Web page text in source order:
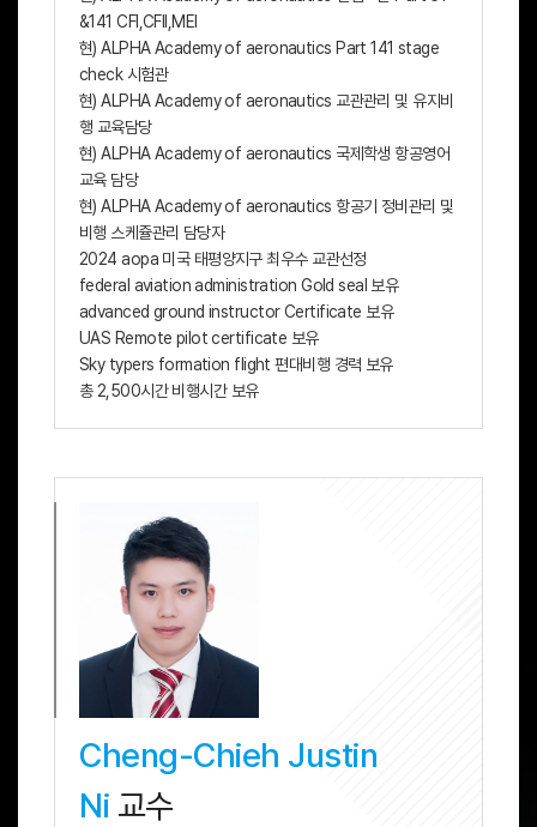
&141 CFI,CFII,MEI
현) ALPHA Academy of aeronautics Part 141 stage
check 시험관
현) ALPHA Academy of aeronautics 교관관리 및 유지비
행 교육담당
현) ALPHA Academy of aeronautics 국제학생 항공영어
교육 담당
현) ALPHA Academy of aeronautics 항공기 정비관리 및
비행 스케쥴관리 담당자
2024 aopa 미국 태평양지구 최우수 교관선정
federal aviation administration Gold seal 보유
advanced ground instructor Certificate 보유
UAS Remote pilot certificate 보유
Sky typers formation flight 편대비행 경력 보유
총 2,500시간 비행시간 보유
Cheng-Chieh Justin
Ni 교수